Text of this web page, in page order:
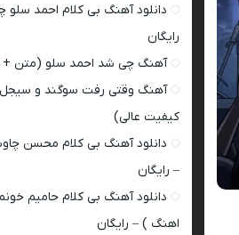
دانلود آهنگ بی کلام احمد سلو
رایگان
آهنگ چی شد احمد سلو (متن +
آهنگ وقتی رفت سوگند و
کیفیت عالی)
دانلود آهنگ بی کلام محسن
– رایگان
دانلود آهنگ بی کلام حامیم
اهنگ ) – رایگان